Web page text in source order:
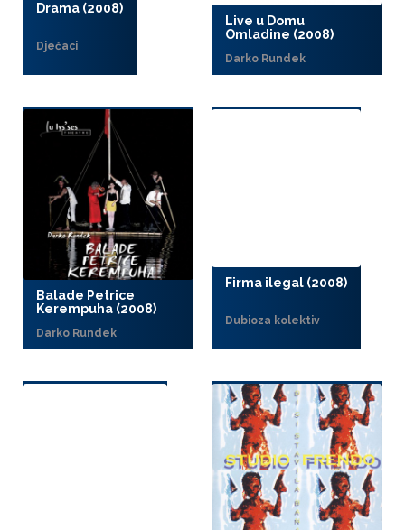
Drama (2008)
Dječaci
Live u Domu
Omladine (2008)
Darko Rundek
Balade Petrice
Kerempuha (2008)
Darko Rundek
Firma ilegal (2008)
Dubioza kolektiv